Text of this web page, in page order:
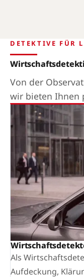
DETEKTIVE FÜR
Von der
wir bieten Ihnen
Als
Aufdeckung,